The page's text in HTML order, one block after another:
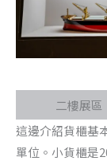
二樓展
這邊介紹貨櫃基
單位。小貨櫃是